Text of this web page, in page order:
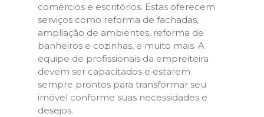
comércios e escritórios. Estas oferecem
serviços como reforma de fachadas,
ampliação de ambientes, reforma de
banheiros e cozinhas, e muito mais. A
equipe de profissionais da empreiteira
devem ser capacitados e estarem
sempre prontos para transformar seu
imóvel conforme suas necessidades e
desejos.